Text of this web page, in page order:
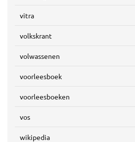
vitra
volkskrant
volwassenen
voorleesboek
voorleesboeken
vos
wikipedia